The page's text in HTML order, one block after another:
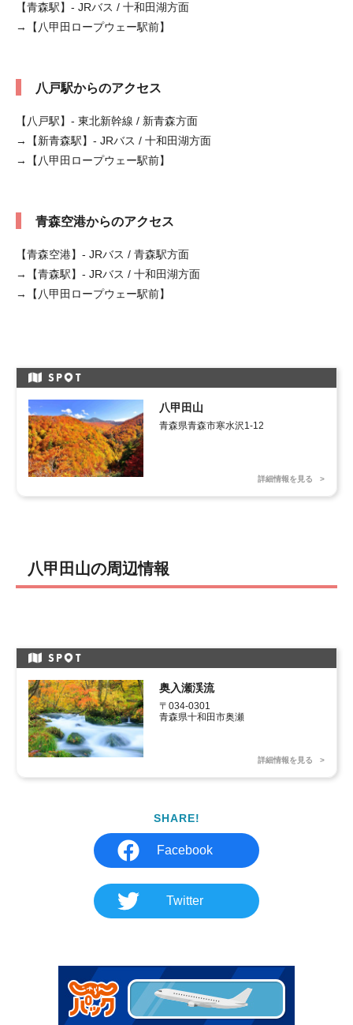
【青森駅】- JRバス / 十和田湖方面
→【八甲田ロープウェー駅前】
八戸駅からのアクセス
【八戸駅】- 東北新幹線 / 新青森方面
→【新青森駅】- JRバス / 十和田湖方面
→【八甲田ロープウェー駅前】
青森空港からのアクセス
【青森空港】- JRバス / 青森駅方面
→【青森駅】- JRバス / 十和田湖方面
→【八甲田ロープウェー駅前】
SP T
八甲田山
青森県青森市寒水沢1-12
詳細情報を見る
八甲田山の周辺情報
SP T
奥入瀬渓流
〒034-0301
青森県十和田市奥瀬
詳細情報を見る
SHARE!
Facebook
Twitter